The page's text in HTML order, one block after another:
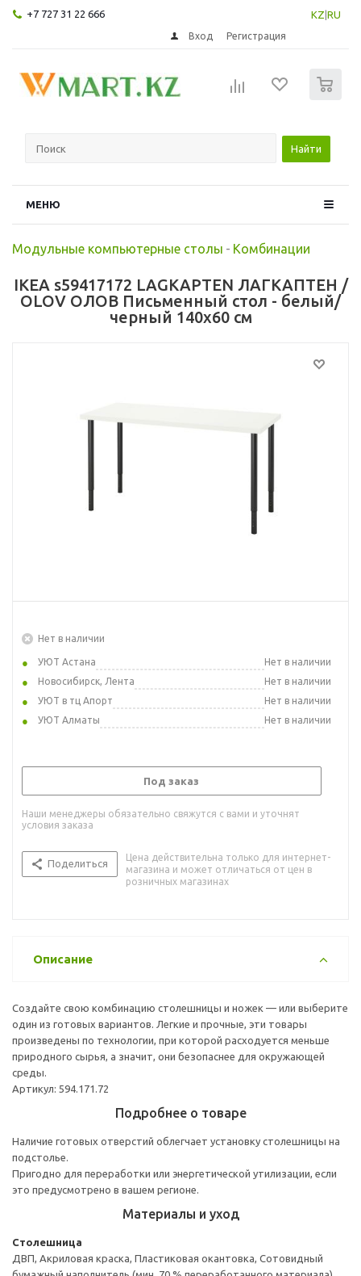
+7 727 31 22 666 KZ RU
Вход Регистрация
Найти
МЕНЮ
Модульные компьютерные столы - Комбинации
IKEA s59417172 LAGKAPTEN ЛАГКАПТЕН /
OLOV ОЛОВ Письменный стол - белый/
черный 140x60 см
Нет в наличии
УЮТ Астана
Нет в наличии
Новосибирск, Лента
Нет в наличии
УЮТ в тц Апорт
Нет в наличии
УЮТ Алматы
Нет в наличии
Под заказ
Наши менеджеры обязательно свяжутся с вами и уточнят
условия заказа
Поделиться
Цена действительна только для интернет-
магазина и может отличаться от цен в
розничных магазинах
Описание
Создайте свою комбинацию столешницы и ножек — или выберите
один из готовых вариантов. Легкие и прочные, эти товары
произведены по технологии, при которой расходуется меньше
природного сырья, а значит, они безопаснее для окружающей
среды.
Артикул: 594.171.72
Подробнее о товаре
Наличие готовых отверстий облегчает установку столешницы на
подстолье.
Пригодно для переработки или энергетической утилизации, если
это предусмотрено в вашем регионе.
Материалы и уход
Столешница
ДВП, Акриловая краска, Пластиковая окантовка, Сотовидный